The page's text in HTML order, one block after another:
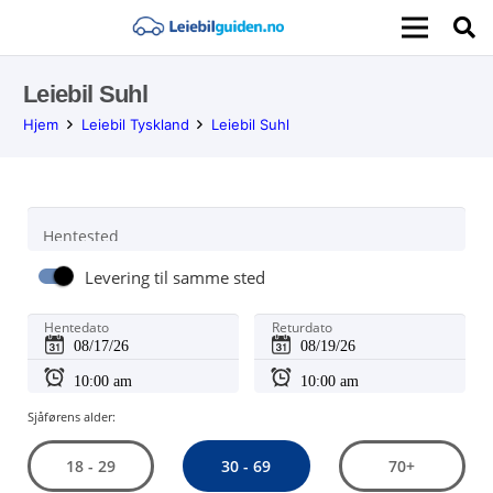
Leiebil Suhl
Hjem Leiebil Tyskland Leiebil Suhl
Hentested
Levering til samme sted
Hentedato Returdato
Sjåførens alder:
18 - 29 30 - 69 70+